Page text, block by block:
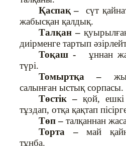
Қаспақ – сүт
жабысқан қалдық.
Талқан –
диірменге тартып
Тоқаш - ұннан
түрі.
Томыртқа –
салынған ыстық сорпасы.
Төстік – қой, ешкі
тұздап, отқа қақтап
Төп – талқаннан
Торта –май
тұнба.